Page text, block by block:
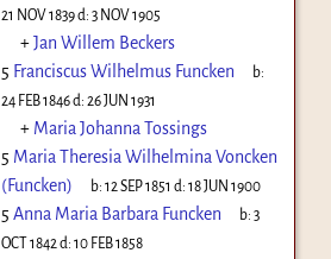
21 NOV 1839d: 3 NOV 1905
+Jan Willem Beckers
5 Franciscus Wilhelmus Funcken
b:
24 FEB 1846d: 26 JUN 1931
+ Maria Johanna Tossings
5 Maria Theresia Wilhelmina Voncken
(Funcken)
b:12 SEP 1851 d:18 JUN 1900
5 Anna Maria Barbara Funcken b:3
OCT 1842 d: 10 FEB 1858